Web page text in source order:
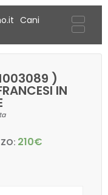
Cani
)
IN
210€